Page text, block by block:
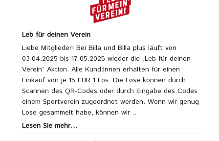
Leb für deinen Verein
Liebe Mitglieder! Bei Billa und Billa plus läuft von
03.04.2025 bis 17.05.2025 wieder die „Leb für deinen
Verein“ Aktion. Alle Kund:Innen erhalten für einen
Einkauf von je 15 EUR 1 Los. Die Lose können durch
Scannen des QR-Codes oder durch Eingabe des Codes
einem Sportverein zugeordnet werden. Wenn wir genug
Lose gesammelt habe, können wir ..
Lesen Sie mehr…